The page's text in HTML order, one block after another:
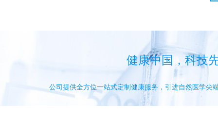
健康中国，科技
公司提供全方位一站式定制健康服务，引进自然医学尖